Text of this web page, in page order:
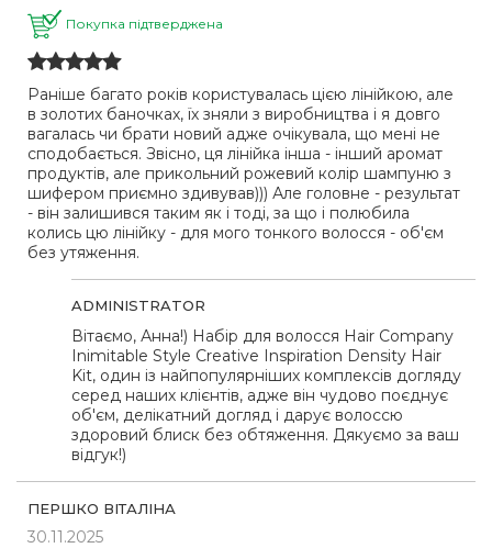
Покупка підтверджена
Раніше багато років користувалась цією лінійкою, але
в золотих баночках, їх зняли з виробництва і я довго
вагалась чи брати новий адже очікувала, що мені не
сподобається. Звісно, ця лінійка інша - інший аромат
продуктів, але прикольний рожевий колір шампуню з
шифером приємно здивував))) Але головне - результат
- він залишився таким як і тоді, за що і полюбила
колись цю лінійку - для мого тонкого волосся - об'єм
без утяження.
ADMINISTRATOR
Вітаємо, Анна!) Набір для волосся Hair Company
Inimitable Style Creative Inspiration Density Hair
Kit, один із найпопулярніших комплексів догляду
серед наших клієнтів, адже він чудово поєднує
об'єм, делікатний догляд і дарує волоссю
здоровий блиск без обтяження. Дякуємо за ваш
відгук!)
ПЕРШКО ВІТАЛІНА
30.11.2025